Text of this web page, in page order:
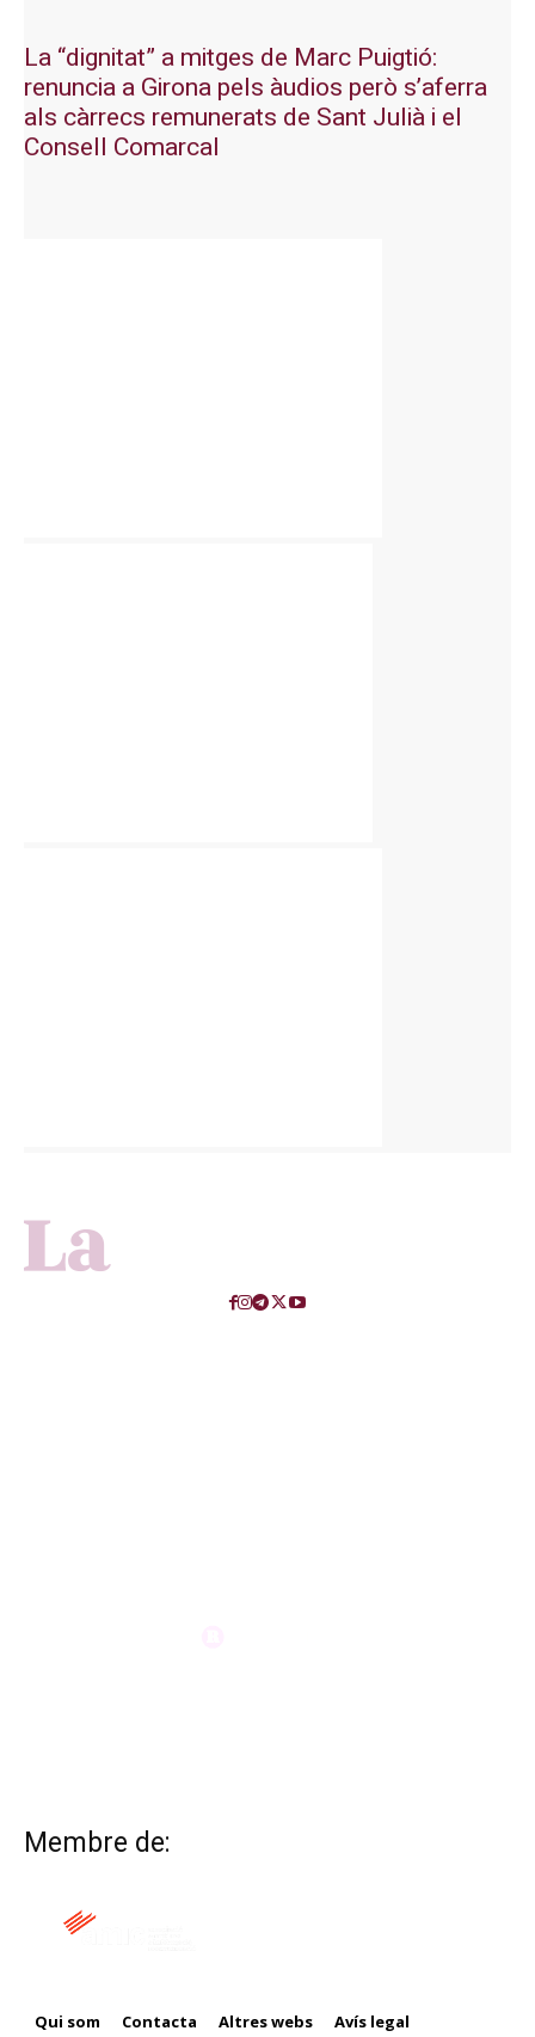
La “dignitat” a mitges de Marc Puigtió:
renuncia a Girona pels àudios però s’aferra
als càrrecs remunerats de Sant Julià i el
Consell Comarcal
Membre de:
Qui som Contacta Altres webs Avís legal